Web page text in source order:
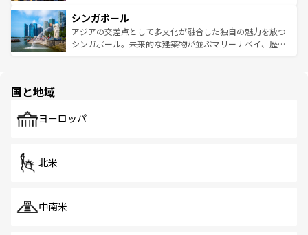
参照してほしい。
激する。気候は一年中温暖で、どの季節にも異なる楽しみ
が待っている。親しみやすいタイの人々、仏教を中心とし
た文化、そして多様な観光資源が、訪れる旅人を魅了し続
み、どこを訪れても感動するはず。観光スポットが密集し
ており、効率よく見どころを回れるのも魅力。息をのむよ
うな絶景から文化的な体験まで、香港を存分に楽しみ尽く
シンガポール
アジアの交差点として多文化が融合した独自の魅力を放つ
シンガポール。未来的な建築物が並ぶマリーナベイ、歴史
で、ホーカーズは地元の風情を楽しめる外せないスポット
国と地域
ヨーロッパ
北米
中南米